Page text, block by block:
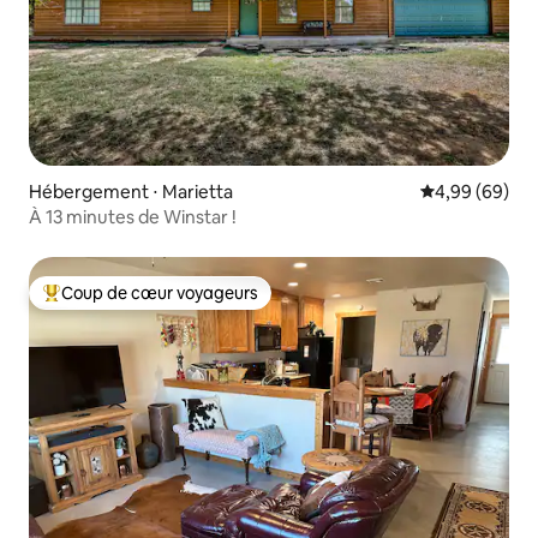
Hébergement ⋅ Marietta Évaluation
4,99 (69)
À 13 minutes de Winstar !
Coups de cœur voyageurs les plus appréciés
Coup de cœur voyageurs